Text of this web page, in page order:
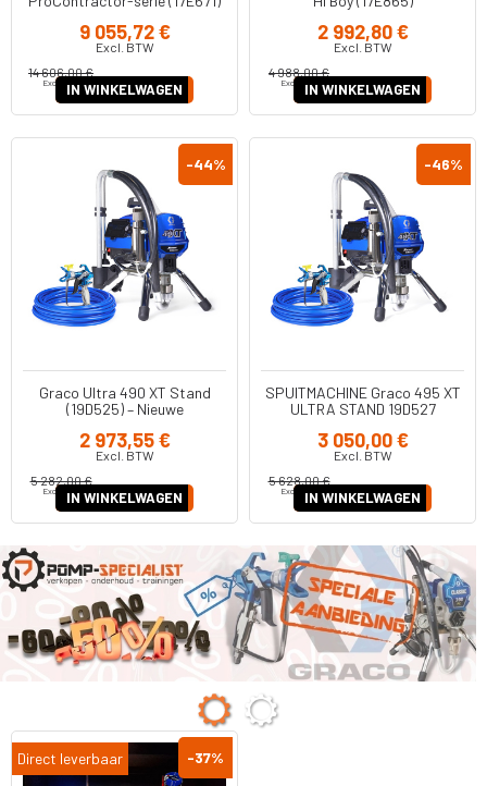
9 055,72 €
Excl. BTW
14 606,00 €
Excl. BTWIN WINKELWAGEN
2 992,80 €
Excl. BTW
4 988,00 €
Excl. BTWIN WINKELWAGEN
-44%
Graco Ultra 490 XT Stand
(19D525) – Nieuwe
Verfspuitmachine
2 973,55 €
Excl. BTW
5 282,00 €
Excl. BTWIN WINKELWAGEN
-46%
SPUITMACHINE Graco 495 XT
ULTRA STAND 19D527
3 050,00 €
Excl. BTW
5 628,00 €
Excl. BTWIN WINKELWAGEN
-37%
Direct leverbaar